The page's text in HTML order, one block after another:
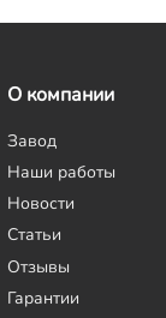
О компании
Завод
Наши работы
Новости
Статьи
Отзывы
Гарантии